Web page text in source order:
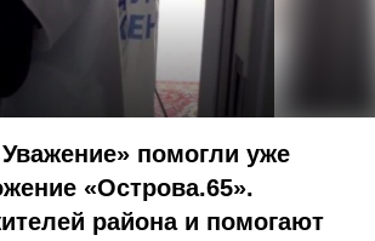
помогли уже
«Острова.65».
района и помогают